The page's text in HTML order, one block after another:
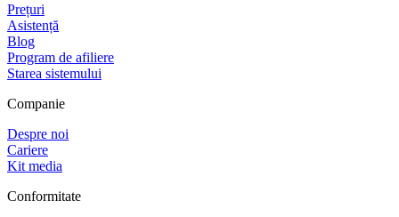
Prețuri
Asistență
Blog
Program de afiliere
Starea sistemului
Companie
Despre noi
Cariere
Kit media
Conformitate